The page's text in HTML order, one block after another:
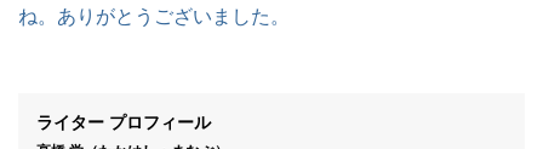
ね。ありがとうございました。
ライター プロフィール